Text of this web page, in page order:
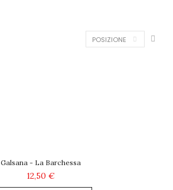
POSIZIONE
Galsana - La Barchessa
12,50 €